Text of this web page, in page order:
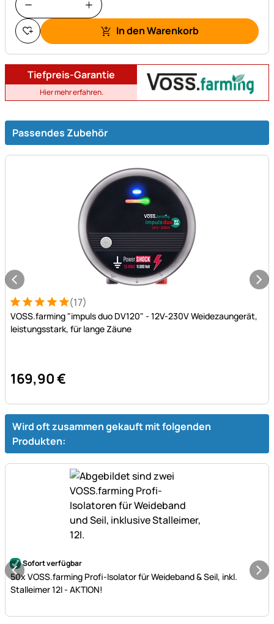
In den Warenkorb
Tiefpreis-Garantie
Hier mehr erfahren.
Passendes Zubehör
Bewertung: 5 von 5 (17 Bewertungen)
17 Bewertungen
(17)
VOSS.farming "impuls duo DV120" - 12V-230V Weidezaungerät,
leistungsstark, für lange Zäune
169,90€
Wird oft zusammen gekauft mit folgenden
Produkten:
Noch keine Bewertungen abgegeben
Sofort verfügbar
50x VOSS.farming Profi-Isolator für Weideband & Seil, inkl.
Stalleimer 12l - AKTION!